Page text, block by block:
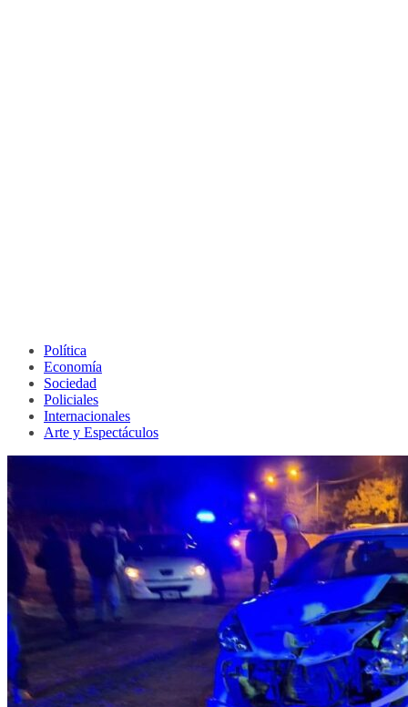
Política
Economía
Sociedad
Policiales
Internacionales
Arte y Espectáculos